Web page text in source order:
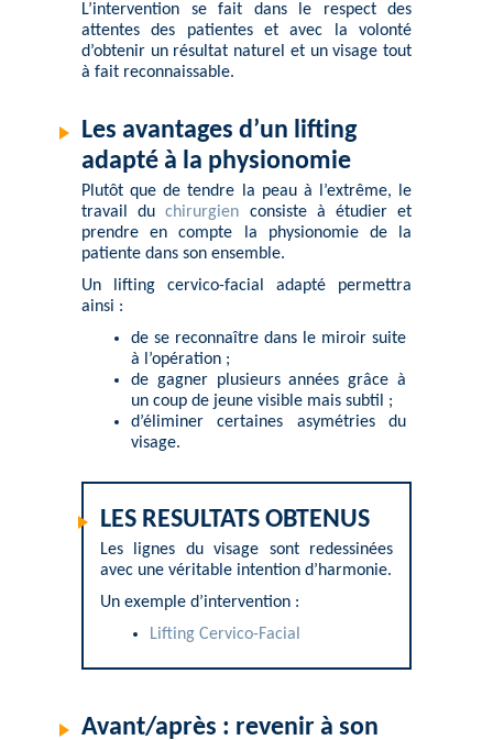
L’intervention se fait dans le respect des
attentes des patientes et avec la volonté
d’obtenir un résultat naturel et un visage tout
à fait reconnaissable.
Les avantages d’un lifting
adapté à la physionomie
Plutôt que de tendre la peau à l’extrême, le
travail duchirurgien consiste à étudier et
prendre en compte la physionomie de la
patiente dans son ensemble.
Un lifting cervico-facial adapté permettra
ainsi :
de se reconnaître dans le miroir suite
à l’opération ;
de gagner plusieurs années grâce à
un coup de jeune visible mais subtil ;
d’éliminer certaines asymétries du
visage.
LES RESULTATS OBTENUS
Les lignes du visage sont redessinées
avec une véritable intention d’harmonie.
Un exemple d’intervention :
Lifting Cervico-Facial
Avant/après : revenir à son